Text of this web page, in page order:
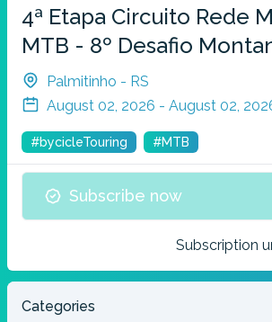
4ª Etapa Circuito Rede
MTB - 8º Desafio
Palmitinho - RS
August 02, 2026 - August 02,
#bycicleTouring #MTB
Subscribe now
Subscription
Categories